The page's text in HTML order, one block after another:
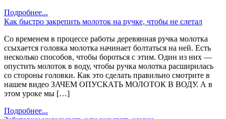
Подробнее...
Как быстро закрепить молоток на ручке, чтобы не слетал
Со временем в процессе работы деревянная ручка молотка
ссыхается головка молотка начинает болтаться на ней. Есть
несколько способов, чтобы бороться с этим. Один из них —
опустить молоток в воду, чтобы ручка молотка расширилась
со стороны головки. Как это сделать правильно смотрите в
нашем видео ЗАЧЕМ ОПУСКАТЬ МОЛОТОК В ВОДУ. А в
этом уроке мы […]
Подробнее...